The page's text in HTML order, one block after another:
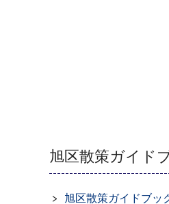
旭区散策ガイド
旭区散策ガイドブッ